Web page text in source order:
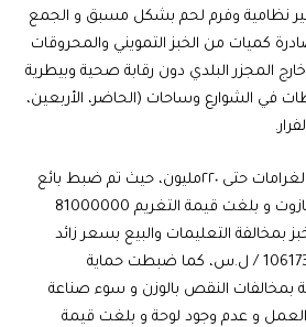
نظامية وفرم لحم بشكل مسبق و الجمع
كميات من الخبز التمويني والمحروقات
المجزر البلدي دون رقابة صحية وبيطرية
في الشوارع وساحات (الحاضر، الأربعين،
وفي ريف دمشق، وصلت الغرامات حتى ٢٢٠مليون، حيث تم ضبط بائع
مازوت بمخالفة الاتجار بالمازوت و بلغت قيمة التغريم 81000000
معتمد خبز بمخالفة التعليمات والبيع بسعر زائد
وبلغت قيمة التغريم 106173870 / ل.س، كما ضبطت حماية
تموينية بمخالفات النقص بالوزن و سوء صناعة
العمل و عدم وجود لوحة و بلغت قيمة